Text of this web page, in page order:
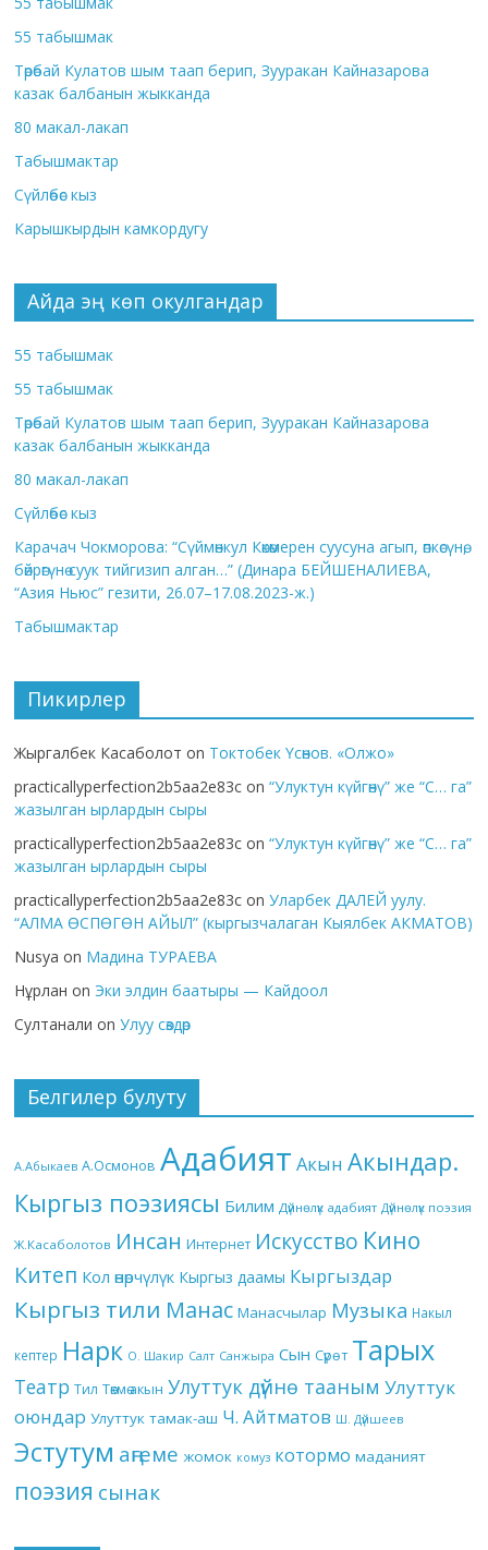
55 табышмак
Төрөбай Кулатов шым таап берип, Зууракан Кайназарова
казак балбанын жыкканда
80 макал-лакап
Табышмактар
Сүйлөбөс кыз
Карышкырдын камкордугу
Айда эң көп окулгандар
55 табышмак
55 табышмак
Төрөбай Кулатов шым таап берип, Зууракан Кайназарова
казак балбанын жыкканда
80 макал-лакап
Сүйлөбөс кыз
Карачач Чокморова: “Сүймөнкул Көкөмерен суусуна агып, өпкөсүнө,
бөйрөгүнө суук тийгизип алган…” (Динара БЕЙШЕНАЛИЕВА,
“Азия Ньюс” гезити, 26.07–17.08.2023-ж.)
Табышмактар
Пикирлер
Жыргалбек Касаболот on Токтобек Үсөнов. «Олжо»
practicallyperfection2b5aa2e83c on“Улуктун күйгөнү” же “С… га”
жазылган ырлардын сыры
practicallyperfection2b5aa2e83c on“Улуктун күйгөнү” же “С… га”
жазылган ырлардын сыры
practicallyperfection2b5aa2e83c onУларбек ДАЛЕЙ уулу.
“АЛМА ӨСПӨГӨН АЙЫЛ” (кыргызчалаган Кыялбек АКМАТОВ)
Nusya on Мадина ТУРАЕВА
Нұрлан on Эки элдин баатыры — Кайдоол
Султанали onУлуу сөздөр
Белгилер булуту
А.Абыкаев А.Осмонов Адабият Акын Акындар.
Кыргыз поэзиясы Билим Дүйнөлүк адабият Дүйнөлүк поэзия
Ж.Касаболотов Инсан Интернет Искусство Кино
Китеп Кол өнөрчүлүк Кыргыз даамы Кыргыздар
Кыргыз тили Манас Манасчылар Музыка Накыл
кептер Нарк О. Шакир Салт Санжыра Сын Сүрөт Тарых
Театр Тил Төкмө акын Улуттук дүйнө тааным Улуттук
оюндар Улуттук тамак-аш Ч. Айтматов Ш. Дүйшеев
Эстутум аңгеме жомок комуз котормо маданият
поэзия сынак